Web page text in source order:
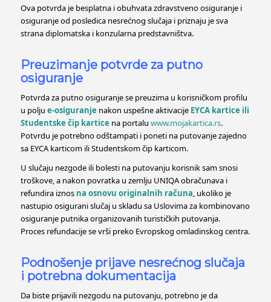
Ova potvrda je besplatna i obuhvata zdravstveno osiguranje i
osiguranje od posledica nesrećnog slučaja i priznaju je sva
strana diplomatska i konzularna predstavništva.
Preuzimanje potvrde za putno
osiguranje
Potvrda za putno osiguranje se preuzima u korisničkom profilu
u polju e-osiguranje nakon uspešne aktivacije EYCA kartice ili
Studentske čip kartice na portalu www.mojakartica.rs.
Potvrdu je potrebno odštampati i poneti na putovanje zajedno
sa EYCA karticom ili Studentskom čip karticom.
U slučaju nezgode ili bolesti na putovanju korisnik sam snosi
troškove, a nakon povratka u zemlju UNIQA obračunava i
refundira iznos na osnovu originalnih računa, ukoliko je
nastupio osigurani slučaj u skladu sa Uslovima za kombinovano
osiguranje putnika organizovanih turističkih putovanja.
Proces refundacije se vrši preko Evropskog omladinskog centra.
Podnošenje prijave nesrećnog slučaja
i potrebna dokumentacija
Da biste prijavili nezgodu na putovanju, potrebno je da